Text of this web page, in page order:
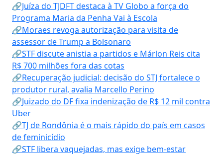
🔗Juíza do TJDFT destaca à TV Globo a força do
Programa Maria da Penha Vai à Escola
🔗Moraes revoga autorização para visita de
assessor de Trump a Bolsonaro
🔗STF discute anistia a partidos e Márlon Reis cita
R$ 700 milhões fora das cotas
🔗Recuperação judicial: decisão do STJ fortalece o
produtor rural, avalia Marcello Perino
🔗Juizado do DF fixa indenização de R$ 12 mil contra
Uber
🔗TJ de Rondônia é o mais rápido do país em casos
de feminicídio
🔗STF libera vaquejadas, mas exige bem-estar